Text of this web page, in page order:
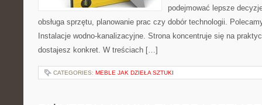
podejmować lepsze
obsługa sprzętu, planowanie prac czy dobór technologii.
Instalacje wodno-kanalizacyjne. Strona koncentruje się na
dostajesz konkret. W treściach […]
CATEGORIES: MEBLE JAK DZIEŁA SZTUKI